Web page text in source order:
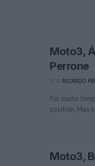
Moto3,
Perrone
RICARDO
Por muito
position. Mas
Moto3,